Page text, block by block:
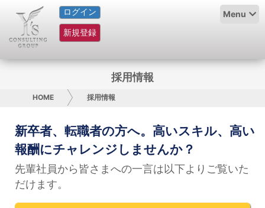
ログイン
新規登録
Menu
HOME
サービス紹介
グループ概要
採用情報
お問い合わせ
日本人にPR
採用情報
HOME 採用情報
新卒者、転職者の方へ。高いスキル、高い
報酬にチャレンジしませんか？
先輩社員から皆さまへの一言は以下よりご覧いた
だけます。